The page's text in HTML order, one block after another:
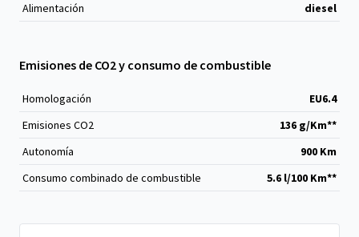
Alimentación
diesel
Emisiones de CO2 y consumo de combustible
Homologación
EU6.4
Emisiones CO2
136 g/Km**
Autonomía
900 Km
Consumo combinado de combustible
5.6 l/100 Km**